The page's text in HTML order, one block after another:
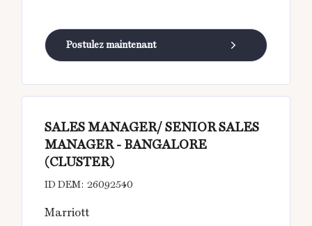
Postulez maintenant
SALES MANAGER/ SENIOR SALES
MANAGER - BANGALORE
(CLUSTER)
26092540
Marriott